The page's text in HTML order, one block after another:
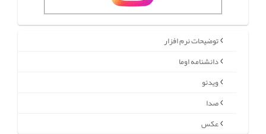
توضیحات نرم افزار
دانشنامه اوما
ویدئو
صدا
عکس